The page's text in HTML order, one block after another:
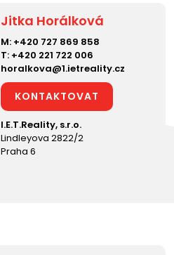
Jitka Horálková
M: +420 727 869 858
T: +420 221 722 006
horalkova@1.ietreality.cz
KONTAKTOVAT
I.E.T.Reality, s.r.o.
Lindleyova 2822/2
Praha 6